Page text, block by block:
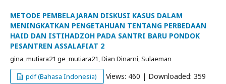
METODE PEMBELAJARAN DISKUSI KASUS DALAM
MENINGKATKAN PENGETAHUAN TENTANG PERBEDAAN
HAID DAN ISTIHADZOH PADA SANTRI BARU PONDOK
PESANTREN ASSALAFIAT 2
gina_mutiara21 ge_mutiara21, Dian Dinarni, Sulaeman
pdf (Bahasa Indonesia)
Views: 460 | Downloaded: 359